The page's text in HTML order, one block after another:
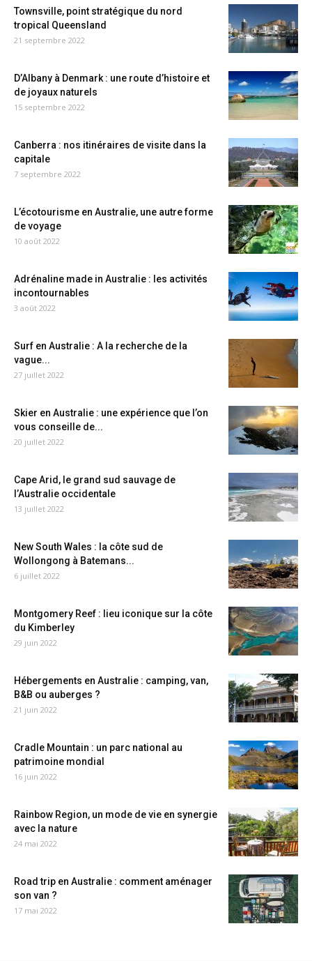
Townsville, point stratégique du nord
tropical Queensland
21 septembre 2022
D’Albany à Denmark : une route d’histoire et
de joyaux naturels
15 septembre 2022
Canberra : nos itinéraires de visite dans la
capitale
7 septembre 2022
L’écotourisme en Australie, une autre forme
de voyage
10 août 2022
Adrénaline made in Australie : les activités
incontournables
3 août 2022
Surf en Australie : A la recherche de la
vague...
27 juillet 2022
Skier en Australie : une expérience que l’on
vous conseille de...
20 juillet 2022
Cape Arid, le grand sud sauvage de
l’Australie occidentale
13 juillet 2022
New South Wales : la côte sud de
Wollongong à Batemans...
6 juillet 2022
Montgomery Reef : lieu iconique sur la côte
du Kimberley
29 juin 2022
Hébergements en Australie : camping, van,
B&B ou auberges ?
21 juin 2022
Cradle Mountain : un parc national au
patrimoine mondial
16 juin 2022
Rainbow Region, un mode de vie en synergie
avec la nature
24 mai 2022
Road trip en Australie : comment aménager
son van ?
17 mai 2022